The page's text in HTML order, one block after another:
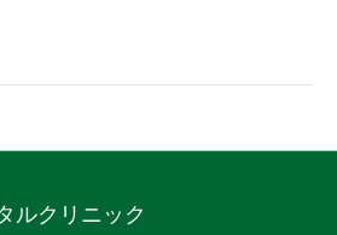
ルクリニック